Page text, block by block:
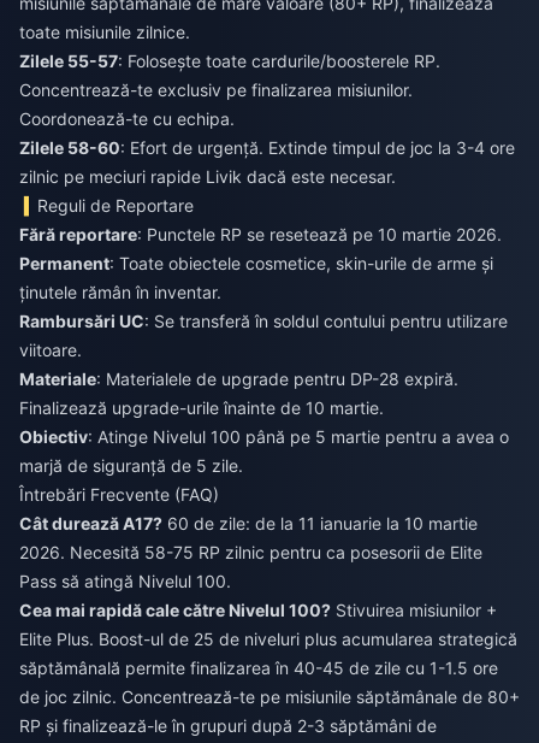
toate misiunile zilnice.
Zilele 55-57: Folosește toate cardurile/boosterele RP.
Concentrează-te exclusiv pe finalizarea misiunilor.
Coordonează-te cu echipa.
Zilele 58-60: Efort de urgență. Extinde timpul de joc la 3-4 ore
zilnic pe meciuri rapide Livik dacă este necesar.
Reguli de Reportare
Fără reportare: Punctele RP se resetează pe 10 martie 2026.
Permanent: Toate obiectele cosmetice, skin-urile de arme și
ținutele rămân în inventar.
Rambursări UC: Se transferă în soldul contului pentru utilizare
viitoare.
Materiale: Materialele de upgrade pentru DP-28 expiră.
Finalizează upgrade-urile înainte de 10 martie.
Obiectiv: Atinge Nivelul 100 până pe 5 martie pentru a avea o
marjă de siguranță de 5 zile.
Întrebări Frecvente (FAQ)
Cât durează A17? 60 de zile: de la 11 ianuarie la 10 martie
2026. Necesită 58-75 RP zilnic pentru ca posesorii de Elite
Pass să atingă Nivelul 100.
Cea mai rapidă cale către Nivelul 100? Stivuirea misiunilor +
Elite Plus. Boost-ul de 25 de niveluri plus acumularea strategică
săptămânală permite finalizarea în 40-45 de zile cu 1-1.5 ore
de joc zilnic. Concentrează-te pe misiunile săptămânale de 80+
RP și finalizează-le în grupuri după 2-3 săptămâni de